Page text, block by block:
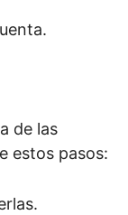
de las
estos pasos: